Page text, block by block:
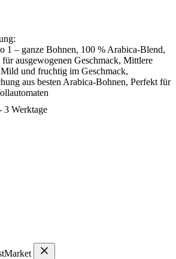
1 – ganze Bohnen, 100 % Arabica-Blend,
ausgewogenen Geschmack, Mittlere
und fruchtig im Geschmack,
aus besten Arabica-Bohnen, Perfekt für
3 Werktage